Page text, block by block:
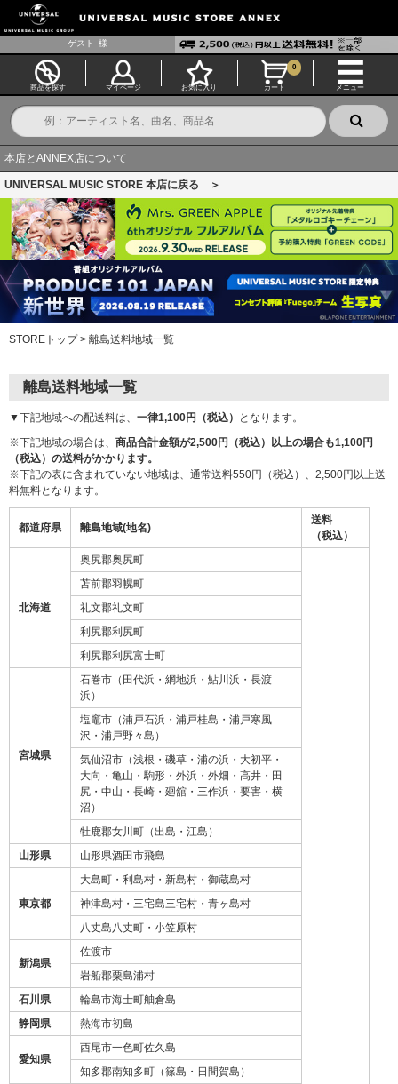
ゲスト 様
商品を探す マイページ お気に入り カート
0
メニュー
本店とANNEX店について
UNIVERSAL MUSIC STORE 本店に戻る ＞
STOREトップ> 離島送料地域一覧
離島送料地域一覧
▼下記地域への配送料は、 一律1,100円（税込）
となります。
※下記地域の場合は、 商品合計金額が2,500円（税込）以上の場合も1,100円
（税込）の送料がかかります。
※下記の表に含まれていない地域は、通常送料550円（税込）、2,500円以上送
料無料となります。
都道府県 離島地域(地名)
送料
（税込）
北海道
奥尻郡奥尻町
苫前郡羽幌町
礼文郡礼文町
利尻郡利尻町
利尻郡利尻富士町
宮城県
石巻市（田代浜・網地浜・鮎川浜・長渡
浜）
塩竈市（浦戸石浜・浦戸桂島・浦戸寒風
沢・浦戸野々島）
気仙沼市（浅根・磯草・浦の浜・大初平・
大向・亀山・駒形・外浜・外畑・高井・田
尻・中山・長崎・廻舘・三作浜・要害・横
沼）
牡鹿郡女川町（出島・江島）
山形県
山形県酒田市飛島
東京都
大島町・利島村・新島村・御蔵島村
神津島村・三宅島三宅村・青ヶ島村
八丈島八丈町・小笠原村
新潟県
佐渡市
岩船郡粟島浦村
石川県
輪島市海士町舳倉島
静岡県
熱海市初島
愛知県
西尾市一色町佐久島
知多郡南知多町（篠島・日間賀島）